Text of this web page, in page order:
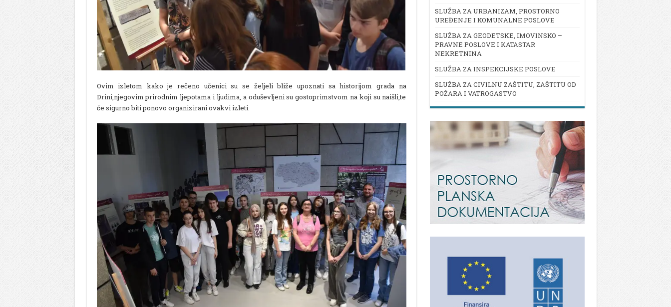
Ovim izletom kako je rečeno učenici su se željeli bliže upoznati sa historijom grada na
Drini,njegovim prirodnim ljepotama i ljudima, a oduševljeni su gostoprimstvom na koji su naišli,te
će sigurno biti ponovo organizirani ovakvi izleti.
SLUŽBA ZA URBANIZAM, PROSTORNO
UREĐENJE I KOMUNALNE POSLOVE
SLUŽBA ZA GEODETSKE, IMOVINSKO –
PRAVNE POSLOVE I KATASTAR
NEKRETNINA
SLUŽBA ZA INSPEKCIJSKE POSLOVE
SLUŽBA ZA CIVILNU ZAŠTITU, ZAŠTITU OD
POŽARA I VATROGASTVO